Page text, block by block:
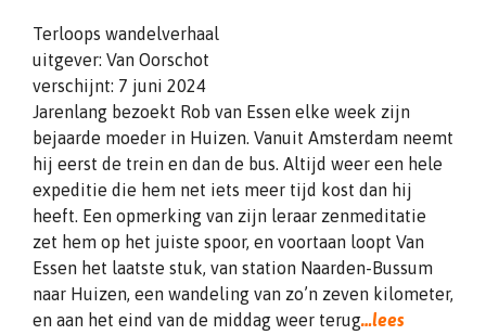
Terloops wandelverhaal
uitgever: Van Oorschot
verschijnt: 7 juni 2024
Jarenlang bezoekt Rob van Essen elke week zijn
bejaarde moeder in Huizen. Vanuit Amsterdam neemt
hij eerst de trein en dan de bus. Altijd weer een hele
expeditie die hem net iets meer tijd kost dan hij
heeft. Een opmerking van zijn leraar zenmeditatie
zet hem op het juiste spoor, en voortaan loopt Van
Essen het laatste stuk, van station Naarden-Bussum
naar Huizen, een wandeling van zo’n zeven kilometer,
en aan het eind van de middag weer terug…lees